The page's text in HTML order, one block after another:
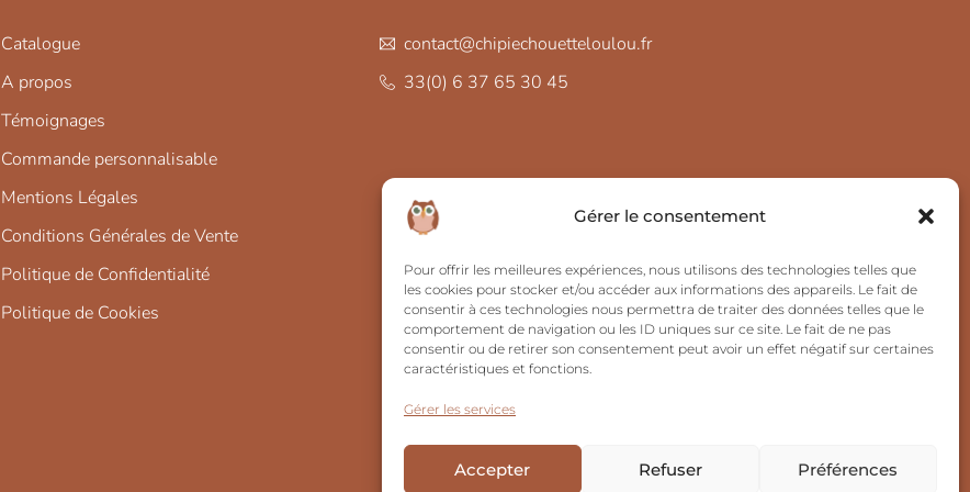
Gérer le consentement
Pour offrir les meilleures expériences, nous utilisons des technologies telles que
les cookies pour stocker et/ou accéder aux informations des appareils. Le fait de
consentir à ces technologies nous permettra de traiter des données telles que le
comportement de navigation ou les ID uniques sur ce site. Le fait de ne pas
consentir ou de retirer son consentement peut avoir un effet négatif sur certaines
caractéristiques et fonctions.
Gérer les services
Accepter Refuser Préférences
Catalogue
A propos
Témoignages
Commande personnalisable
Mentions Légales
Conditions Générales de Vente
Politique de Confidentialité
Politique de Cookies
contact@chipiechouetteloulou.fr
33(0) 6 37 65 30 45